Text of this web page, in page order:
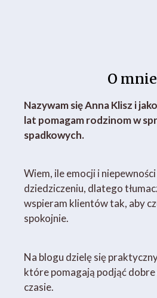
O
Nazywam się Anna Klisz i
lat pomagam rodzinom w
spadkowych.
Wiem, ile emocji i
dziedziczeniu, dlatego
wspieram klientów tak, aby
spokojnie.
Na blogu dzielę się
które pomagają podjąć
czasie.